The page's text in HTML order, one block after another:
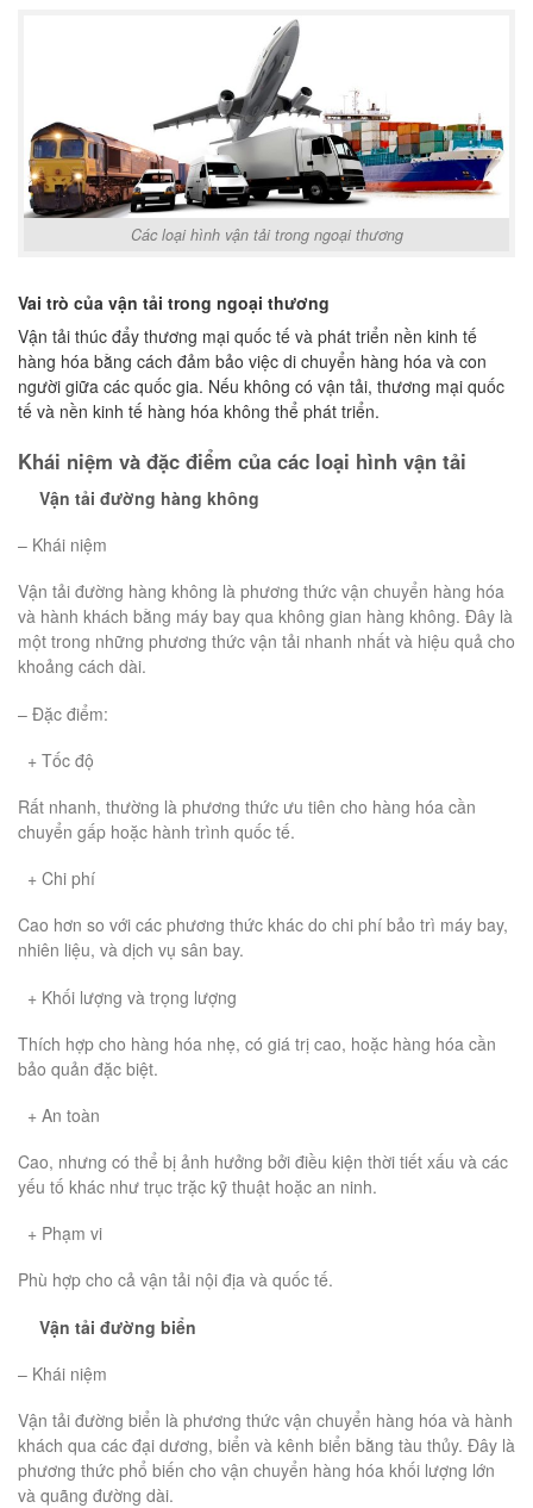
Các loại hình vận tải trong ngoại thương
Vai trò của vận tải trong ngoại thương
Vận tải thúc đẩy thương mại quốc tế và phát triển nền kinh tế
hàng hóa bằng cách đảm bảo việc di chuyển hàng hóa và con
người giữa các quốc gia. Nếu không có vận tải, thương mại quốc
tế và nền kinh tế hàng hóa không thể phát triển.
Khái niệm và đặc điểm của các loại hình vận tải
Vận tải đường hàng không
– Khái niệm
Vận tải đường hàng không là phương thức vận chuyển hàng hóa
và hành khách bằng máy bay qua không gian hàng không. Đây là
một trong những phương thức vận tải nhanh nhất và hiệu quả cho
khoảng cách dài.
– Đặc điểm:
+ Tốc độ
Rất nhanh, thường là phương thức ưu tiên cho hàng hóa cần
chuyển gấp hoặc hành trình quốc tế.
+ Chi phí
Cao hơn so với các phương thức khác do chi phí bảo trì máy bay,
nhiên liệu, và dịch vụ sân bay.
+ Khối lượng và trọng lượng
Thích hợp cho hàng hóa nhẹ, có giá trị cao, hoặc hàng hóa cần
bảo quản đặc biệt.
+ An toàn
Cao, nhưng có thể bị ảnh hưởng bởi điều kiện thời tiết xấu và các
yếu tố khác như trục trặc kỹ thuật hoặc an ninh.
+ Phạm vi
Phù hợp cho cả vận tải nội địa và quốc tế.
Vận tải đường biển
– Khái niệm
Vận tải đường biển là phương thức vận chuyển hàng hóa và hành
khách qua các đại dương, biển và kênh biển bằng tàu thủy. Đây là
phương thức phổ biến cho vận chuyển hàng hóa khối lượng lớn
và quãng đường dài.